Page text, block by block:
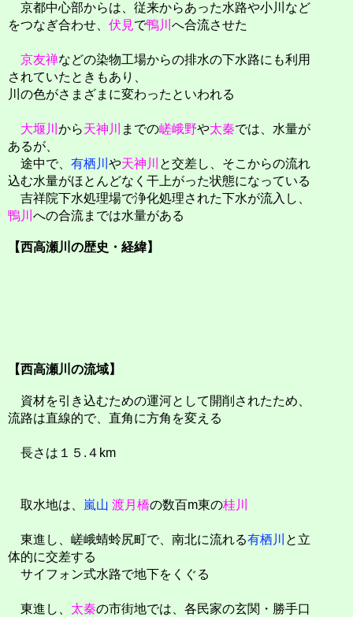
京都中心部からは、従来からあった水路や小川など
をつなぎ合わせ、 伏見で鴨川 へ合流させた
京友禅などの染物工場からの排水の下水路にも利用
されていたときもあり、
川の色がさまざまに変わったといわれる
大堰川 から天神川 までの嵯峨野や太秦では、水量が
あるが、
途中で、 有栖川 や天神川
と交差し、そこからの流れ
込む水量がほとんどなく干上がった状態になっている
吉祥院下水処理場で浄化処理された下水が流入し、
鴨川 への合流までは水量がある
【西高瀬川の歴史・経緯】
【西高瀬川の流域】
資材を引き込むための運河として開削されたため、
流路は直線的で、直角に方角を変える
長さは１５.４km
取水地は、 嵐山 渡月橋の数百m東の桂川
東進し、嵯峨蜻蛉尻町で、南北に流れる有栖川
と立
体的に交差する
サイフォン式水路で地下をくぐる
東進し、 太秦の市街地では、各民家の玄関・勝手口